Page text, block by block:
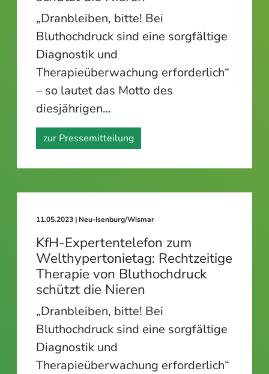
„Dranbleiben, bitte! Bei
Bluthochdruck sind eine sorgfältige
Diagnostik und
Therapieüberwachung erforderlich“
– so lautet das Motto des
diesjährigen…
zur Pressemitteilung
11.05.2023 | Neu-Isenburg/Wismar
KfH-Expertentelefon zum
Welthypertonietag: Rechtzeitige
Therapie von Bluthochdruck
schützt die Nieren
„Dranbleiben, bitte! Bei
Bluthochdruck sind eine sorgfältige
Diagnostik und
Therapieüberwachung erforderlich“